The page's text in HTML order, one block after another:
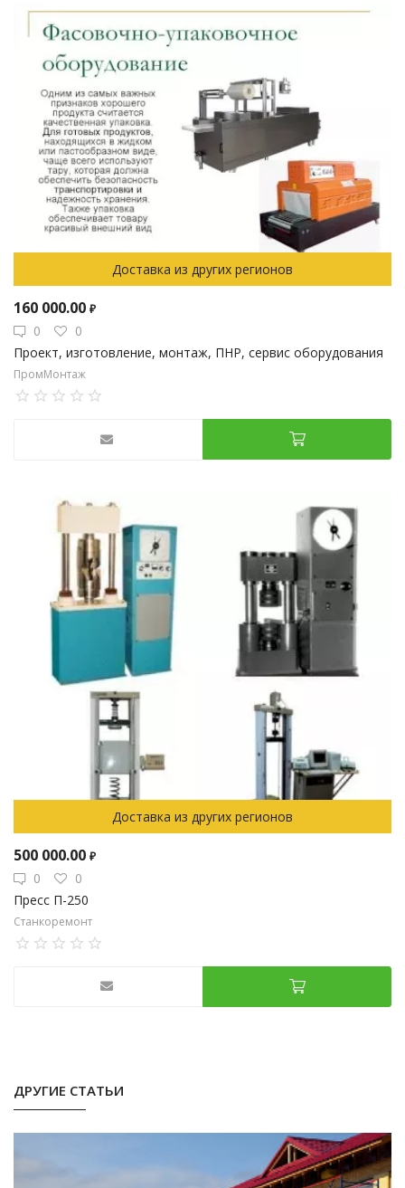
Доставка из других регионов
160 000.00 ₽
0
0
Проект, изготовление, монтаж, ПНР, сервис оборудования
ПромМонтаж
Доставка из других регионов
500 000.00 ₽
0
0
Пресс П-250
Станкоремонт
ДРУГИЕ СТАТЬИ